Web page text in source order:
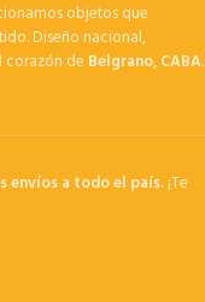
objetos que
Diseño nacional,
corazón de Belgrano, CABA.
envíos a todo el país.¡Te